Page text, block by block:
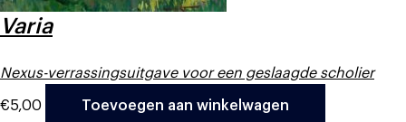
Varia
Nexus-verrassingsuitgave voor een geslaagde scholier
€5,00 Toevoegen aan winkelwagen